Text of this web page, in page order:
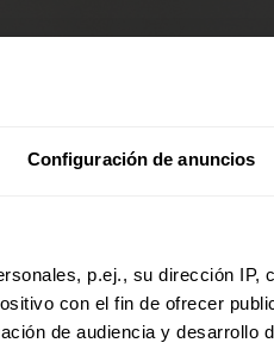
Configuración de anuncios
p.ej., su dirección IP,
con el fin de ofrecer
de audiencia y desarrollo